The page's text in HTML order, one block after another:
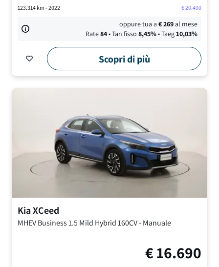
123.314km - 2022 €20.490
oppure tua a€269al mese
Rate84• Tan fisso 8,45%• Taeg10,03%
Scopri di più
KiaXCeed
MHEV Business1.5 Mild Hybrid 160CV-Manuale
€16.690